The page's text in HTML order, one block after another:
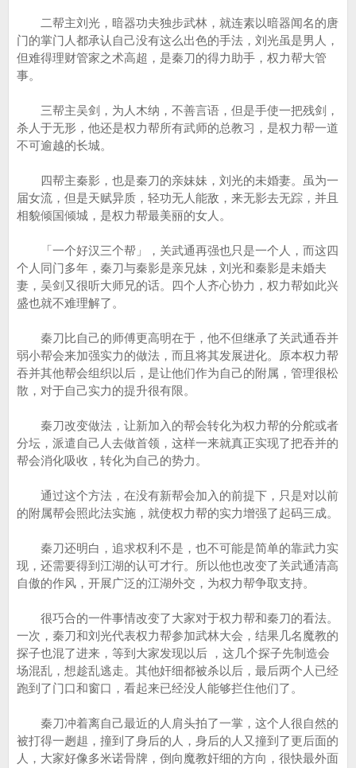
二帮主刘光，暗器功夫独步武林，就连素以暗器闻名的唐
门的掌门人都承认自己没有这么出色的手法，刘光虽是男人，
但难得理财管家之术高超，是秦刀的得力助手，权力帮大管
事。
三帮主吴剑，为人木纳，不善言语，但是手使一把残剑，
杀人于无形，他还是权力帮所有武师的总教习，是权力帮一道
不可逾越的长城。
四帮主秦影，也是秦刀的亲妹妹，刘光的未婚妻。虽为一
届女流，但是天赋异质，轻功无人能敌，来无影去无踪，并且
相貌倾国倾城，是权力帮最美丽的女人。
「一个好汉三个帮」，关武通再强也只是一个人，而这四
个人同门多年，秦刀与秦影是亲兄妹，刘光和秦影是未婚夫
妻，吴剑又很听大师兄的话。四个人齐心协力，权力帮如此兴
盛也就不难理解了。
秦刀比自己的师傅更高明在于，他不但继承了关武通吞并
弱小帮会来加强实力的做法，而且将其发展进化。原本权力帮
吞并其他帮会组织以后，是让他们作为自己的附属，管理很松
散，对于自己实力的提升很有限。
秦刀改变做法，让新加入的帮会转化为权力帮的分舵或者
分坛，派遣自己人去做首领，这样一来就真正实现了把吞并的
帮会消化吸收，转化为自己的势力。
通过这个方法，在没有新帮会加入的前提下，只是对以前
的附属帮会照此法实施，就使权力帮的实力增强了起码三成。
秦刀还明白，追求权利不是，也不可能是简单的靠武力实
现，还需要得到江湖的认可才行。所以他也改变了关武通清高
自傲的作风，开展广泛的江湖外交，为权力帮争取支持。
很巧合的一件事情改变了大家对于权力帮和秦刀的看法。
一次，秦刀和刘光代表权力帮参加武林大会，结果几名魔教的
探子也混了进来，等到大家发现以后 ，这几个探子先制造会
场混乱，想趁乱逃走。其他奸细都被杀以后，最后两个人已经
跑到了门口和窗口，看起来已经没人能够拦住他们了。
秦刀冲着离自己最近的人肩头拍了一掌，这个人很自然的
被打得一趔趄，撞到了身后的人，身后的人又撞到了更后面的
人，大家好像多米诺骨牌，倒向魔教奸细的方向，很快最外面